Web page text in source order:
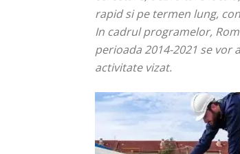
rapid si pe termen lung,
In cadrul programelor,
perioada 2014-2021 se
activitate vizat.